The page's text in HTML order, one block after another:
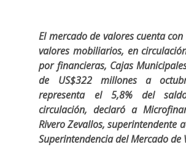
El mercado de valores cuenta
valores mobiliarios, en
por financieras, Cajas
de US$322 millones a
representa el 5,8% del
circulación, declaró a
Rivero Zevallos, superintendente
Superintendencia del Mercado de